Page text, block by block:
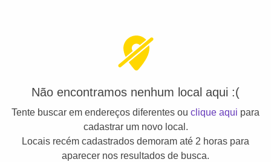
Não encontramos nenhum local aqui :(
Tente buscar em endereços diferentes ou clique aqui para
cadastrar um novo local.
Locais recém cadastrados demoram até 2 horas para
aparecer nos resultados de busca.